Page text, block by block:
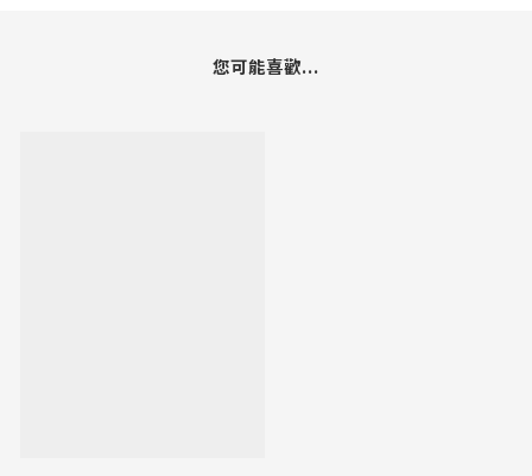
您可能喜歡...